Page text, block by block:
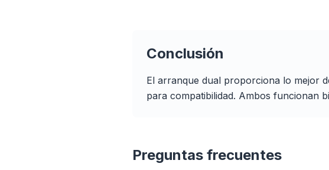
Conclusión
El arranque dual proporciona lo mejor
para compatibilidad. Ambos funcionan
Preguntas frecuentes